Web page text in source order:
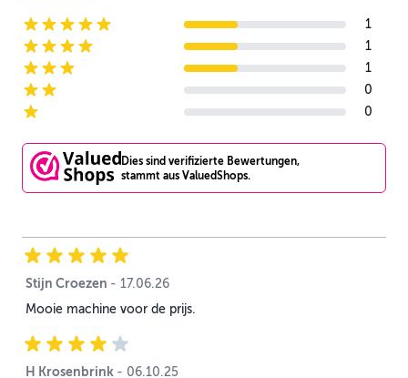
5-star reviews
1
4-star reviews
1
3-star reviews
1
2-star reviews
0
1-star reviews
0
Dies sind verifizierte Bewertungen,
stammt aus ValuedShops.
Stijn Croezen - 17. Juni 2026
17.06.26
Mooie machine voor de prijs.
H Krosenbrink - 6. Oktober 2025
06.10.25